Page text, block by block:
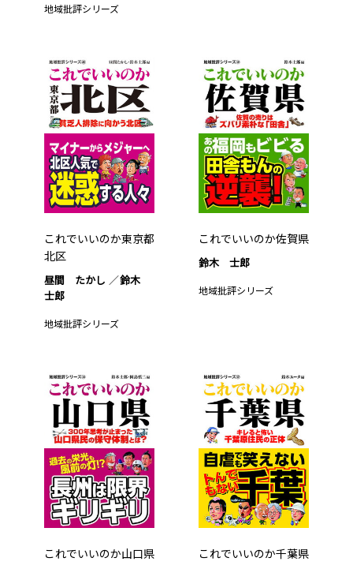
地域批評シリーズ
これでいいのか東京都
北区
昼間 たかし
鈴木
士郎
地域批評シリーズ
これでいいのか佐賀県
鈴木 士郎
地域批評シリーズ
これでいいのか山口県 これでいいのか千葉県